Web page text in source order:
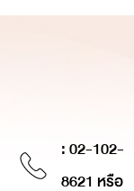
: 02-102-
8621 หรือ